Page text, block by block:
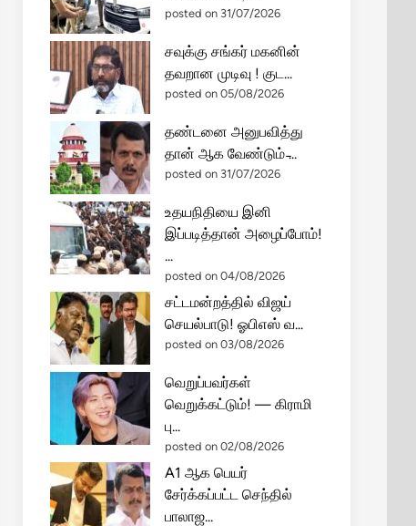
posted on 31/07/2026
சவுக்கு சங்கர் மகனின்
தவறான முடிவு ! குட...
posted on 05/08/2026
தண்டனை அனுபவித்து
தான் ஆக வேண்டும் ̵...
posted on 31/07/2026
உதயநிதியை இனி
இப்படித்தான் அழைப்போம்!
...
posted on 04/08/2026
சட்டமன்றத்தில் விஜய்
செயல்பாடு! ஓபிஎஸ் வ...
posted on 03/08/2026
வெறுப்பவர்கள்
வெறுக்கட்டும்! — கிராமி
பு...
posted on 02/08/2026
A1 ஆக பெயர்
சேர்க்கப்பட்ட செந்தில்
பாலாஜ...